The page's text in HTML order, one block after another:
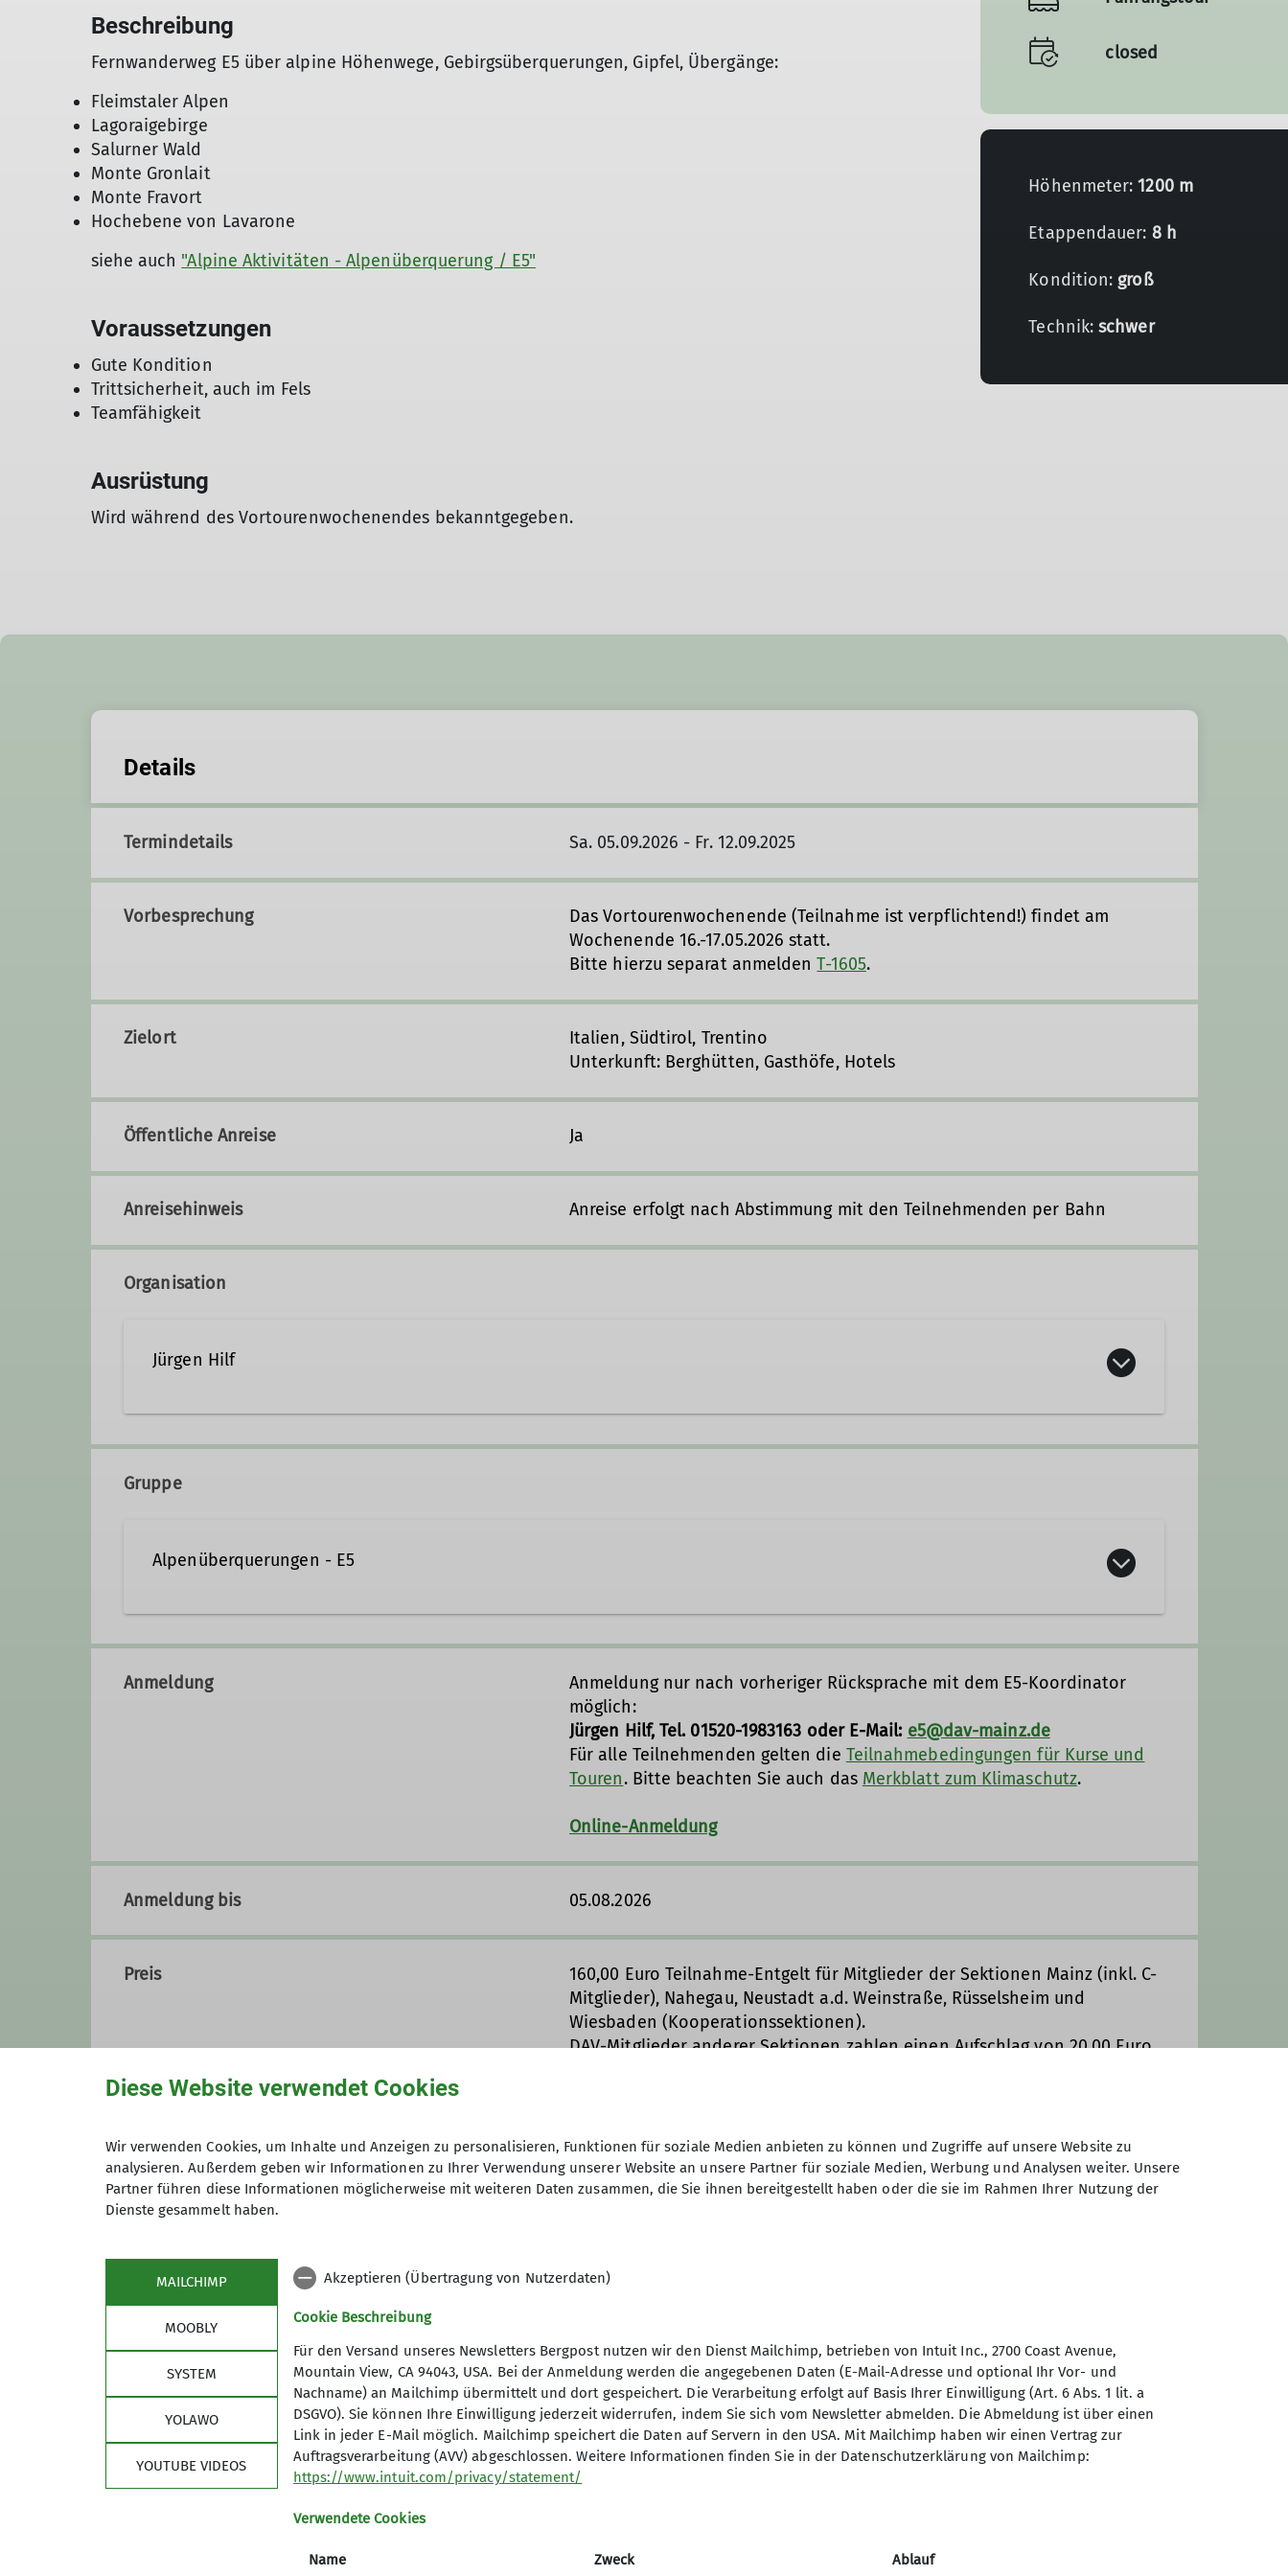
Beschreibung
Fernwanderweg E5 über alpine Höhenwege, Gebirgsüberquerungen, Gipfel, Übergänge:
Fleimstaler Alpen
Lagoraigebirge
Salurner Wald
Monte Gronlait
Monte Fravort
Hochebene von Lavarone
siehe auch "Alpine Aktivitäten - Alpenüberquerung / E5"
Voraussetzungen
Gute Kondition
Trittsicherheit, auch im Fels
Teamfähigkeit
Ausrüstung
Wird während des Vortourenwochenendes bekanntgegeben.
closed
Höhenmeter:1200 m
Etappendauer: 8 h
Kondition: groß
Technik:schwer
Details
Termindetails Sa. 05.09.2026 - Fr. 12.09.2025
Vorbesprechung
Das Vortourenwochenende (Teilnahme ist verpflichtend!) findet am
Wochenende 16.-17.05.2026 statt.
Bitte hierzu separat anmeldenT-1605.
Zielort
Italien, Südtirol, Trentino
Unterkunft: Berghütten, Gasthöfe, Hotels
Öffentliche Anreise Ja
Anreisehinweis Anreise erfolgt nach Abstimmung mit den Teilnehmenden per Bahn
Organisation
Jürgen Hilf
Gruppe
Alpenüberquerungen - E5
Anmeldung
Anmeldung nur nach vorheriger Rücksprache mit dem E5-Koordinator
möglich:
Jürgen Hilf, Tel. 01520-1983163 oder E-Mail: e5@dav-mainz.de
Für alle Teilnehmenden gelten die Teilnahmebedingungen für Kurse und
Touren. Bitte beachten Sie auch das Merkblatt zum Klimaschutz.
Online-Anmeldung
Anmeldung bis 05.08.2026
Preis
160,00 Euro Teilnahme-Entgelt für Mitglieder der Sektionen Mainz (inkl. C-
Mitglieder), Nahegau, Neustadt a.d. Weinstraße, Rüsselsheim und
Wiesbaden (Kooperationssektionen).
DAV-Mitglieder anderer Sektionen zahlen einen Aufschlag von 20,00 Euro.
Maximale Teilnehmeranzahl 9
Quick-Links
Kurse, Touren und Veranstaltungen
Tourenberichte unserer Mitglieder
Unsere Sektion
Services für Mitglieder
Geschäftsstelle
Kooperationspartner
Sektion Mainz des Deutschen
Alpenvereins (DAV) e.V.
Turmstr. 85
Diese Website verwendet Cookies
Wir verwenden Cookies, um Inhalte und Anzeigen zu personalisieren, Funktionen für soziale Medien anbieten zu können und Zugriffe auf unsere Website zu
analysieren. Außerdem geben wir Informationen zu Ihrer Verwendung unserer Website an unsere Partner für soziale Medien, Werbung und Analysen weiter. Unsere
Partner führen diese Informationen möglicherweise mit weiteren Daten zusammen, die Sie ihnen bereitgestellt haben oder die sie im Rahmen Ihrer Nutzung der
Dienste gesammelt haben.
MAILCHIMP
MOOBLY
SYSTEM
YOLAWO
YOUTUBE VIDEOS
Akzeptieren (Übertragung von Nutzerdaten)
Cookie Beschreibung
Für den Versand unseres Newsletters Bergpost nutzen wir den Dienst Mailchimp, betrieben von Intuit Inc., 2700 Coast Avenue,
Mountain View, CA 94043, USA. Bei der Anmeldung werden die angegebenen Daten (E-Mail-Adresse und optional Ihr Vor- und
Nachname) an Mailchimp übermittelt und dort gespeichert. Die Verarbeitung erfolgt auf Basis Ihrer Einwilligung (Art. 6 Abs. 1 lit. a
DSGVO). Sie können Ihre Einwilligung jederzeit widerrufen, indem Sie sich vom Newsletter abmelden. Die Abmeldung ist über einen
Link in jeder E-Mail möglich. Mailchimp speichert die Daten auf Servern in den USA. Mit Mailchimp haben wir einen Vertrag zur
Auftragsverarbeitung (AVV) abgeschlossen. Weitere Informationen finden Sie in der Datenschutzerklärung von Mailchimp:
https://www.intuit.com/privacy/statement/
Verwendete Cookies
Name Zweck Ablauf